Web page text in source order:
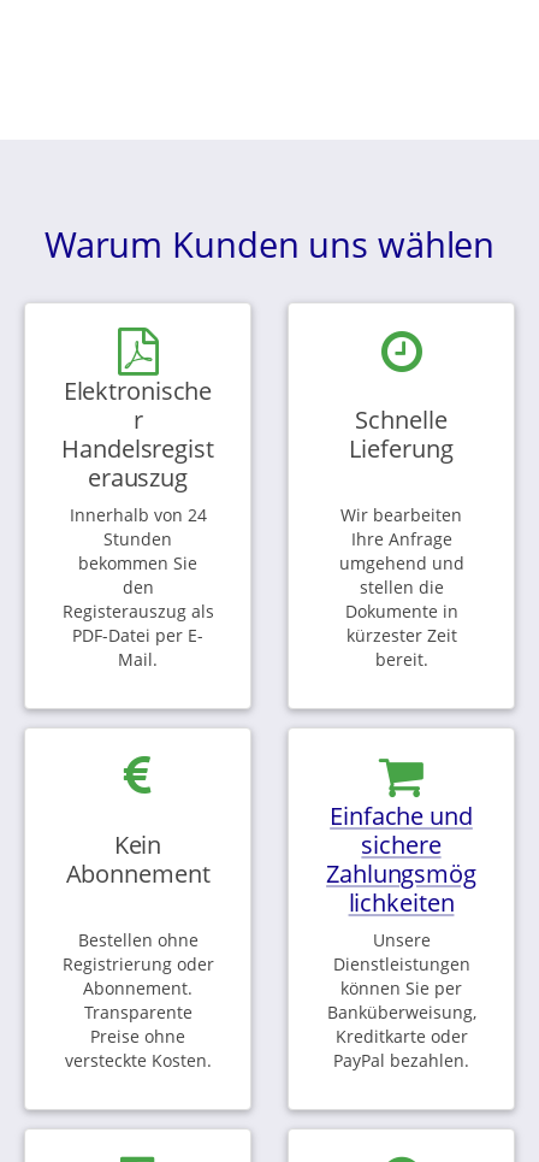
Warum Kunden uns wählen
Elektronische
r
Handelsregist
erauszug
Innerhalb von 24
Stunden
bekommen Sie
den
Registerauszug als
PDF-Datei per E-
Mail.
Schnelle
Lieferung
Wir bearbeiten
Ihre Anfrage
umgehend und
stellen die
Dokumente in
kürzester Zeit
bereit.
Kein
Abonnement
Bestellen ohne
Registrierung oder
Abonnement.
Transparente
Preise ohne
versteckte Kosten.
Einfache und
sichere
Zahlungsmög
lichkeiten
Unsere
Dienstleistungen
können Sie per
Banküberweisung,
Kreditkarte oder
PayPal bezahlen.